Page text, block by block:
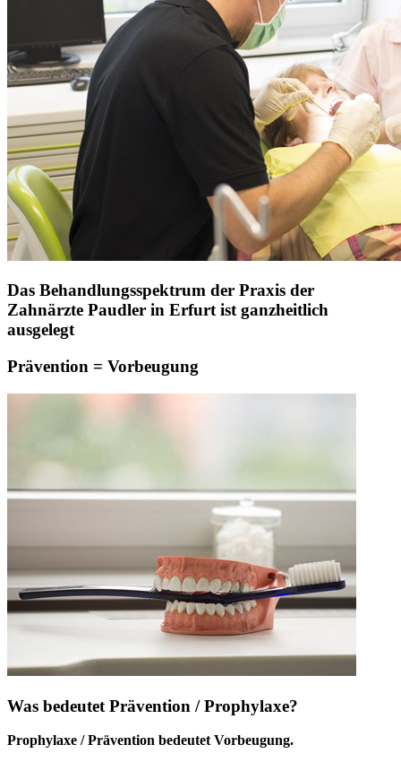
Das Behandlungsspektrum der Praxis der
Zahnärzte Paudler in Erfurt ist ganzheitlich
ausgelegt
Prävention = Vorbeugung
Was bedeutet Prävention / Prophylaxe?
Prophylaxe / Prävention bedeutet Vorbeugung.